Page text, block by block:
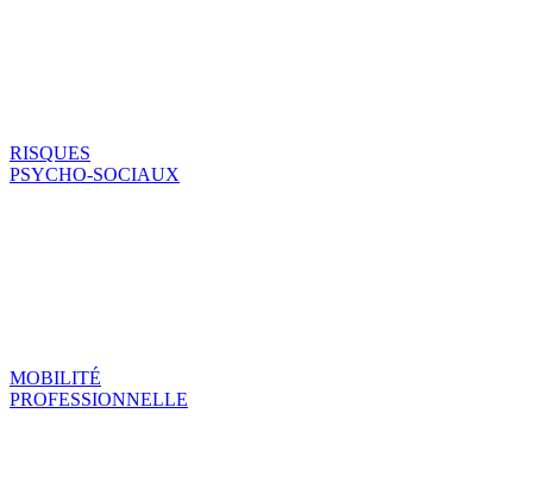
RISQUES
PSYCHO-SOCIAUX
MOBILITÉ
PROFESSIONNELLE